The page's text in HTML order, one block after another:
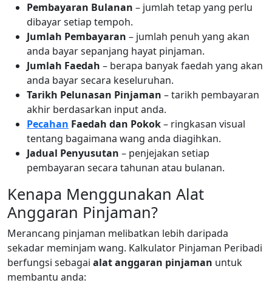
Pembayaran Bulanan – jumlah tetap yang perlu
dibayar setiap tempoh.
Jumlah Pembayaran – jumlah penuh yang akan
anda bayar sepanjang hayat pinjaman.
Jumlah Faedah – berapa banyak faedah yang akan
anda bayar secara keseluruhan.
Tarikh Pelunasan Pinjaman – tarikh pembayaran
akhir berdasarkan input anda.
Pecahan Faedah dan Pokok– ringkasan visual
tentang bagaimana wang anda diagihkan.
Jadual Penyusutan – penjejakan setiap
pembayaran secara tahunan atau bulanan.
Kenapa Menggunakan Alat
Anggaran Pinjaman?
Merancang pinjaman melibatkan lebih daripada
sekadar meminjam wang. Kalkulator Pinjaman Peribadi
berfungsi sebagai alat anggaran pinjaman untuk
membantu anda: